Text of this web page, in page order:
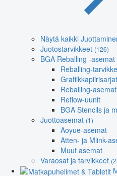
Näytä kaikki
Juotostarvikkeet (126)
BGA Reballing -asemat
Reballing-
Grafiikkapiirisarjat
Reballing-asemat
Reflow-uunit
BGA Stencils ja
Juottoasemat (1)
Aoyue-asemat
Atten- ja Mlink-
Muut asemat
Varaosat ja tarvikkeet